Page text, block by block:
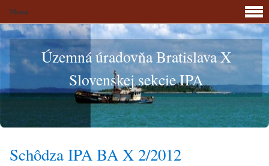
Územná úradovňa Bratislava X
Slovenskej sekcie IPA
Schôdza IPA BA X 2/2012
Menu